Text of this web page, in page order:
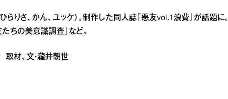
りさ、かん、ユッケ）。制作した同人誌『悪友vol.1浪費』が話題に。
ちの美意識調査』など。
取材、文・瀧井朝世